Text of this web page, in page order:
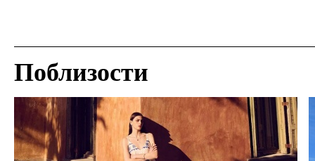
Поблизости